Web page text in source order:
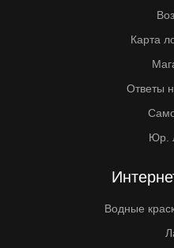
Карта
Ответы
Юр.
Водные